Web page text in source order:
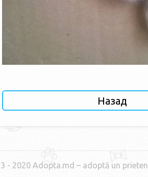
Назад
- 2020 Adopta.md – adoptă un prieten